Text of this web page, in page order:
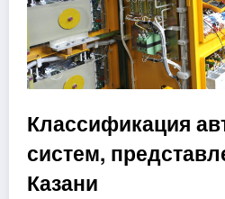
Классификация
систем,
Казани